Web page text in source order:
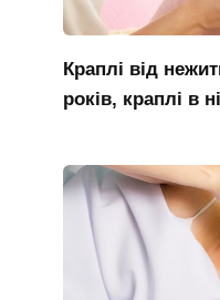
Краплі від
років, краплі в